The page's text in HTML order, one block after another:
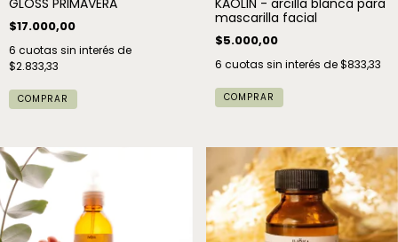
GLOSS PRIMAVERA
$17.000,00
6 cuotas sin interés de
$2.833,33
KAOLIN - arcilla blanca para
mascarilla facial
$5.000,00
6 cuotas sin interés de$833,33